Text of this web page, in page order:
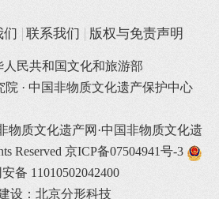
联系我们 版权与免责声明
人民共和国文化和旅游部
· 中国非物质文化遗产保护中心
物质文化遗产网·中国非物质文化遗
Reserved 京ICP备07504941号-3
备 11010502042400
设：北京分形科技